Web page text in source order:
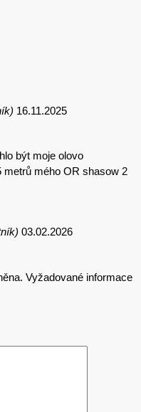
16.11.2025
být moje olovo
metrů mého OR shasow 2
03.02.2026
Vyžadované informace